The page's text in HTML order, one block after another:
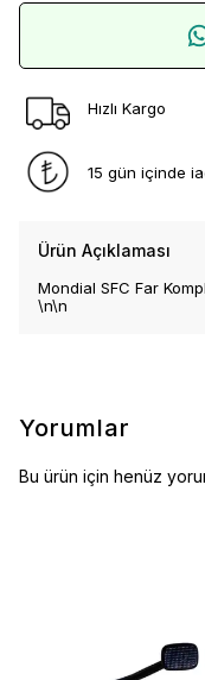
Hızlı Kargo
15 gün içinde
Ürün Açıklaması
Mondial SFC Far
\n\n
Yorumlar
Bu ürün için henüz